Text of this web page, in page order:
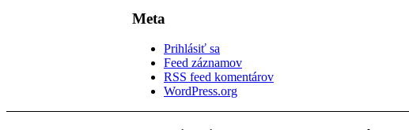
Meta
Prihlásiť sa
Feed záznamov
RSS feed komentárov
WordPress.org